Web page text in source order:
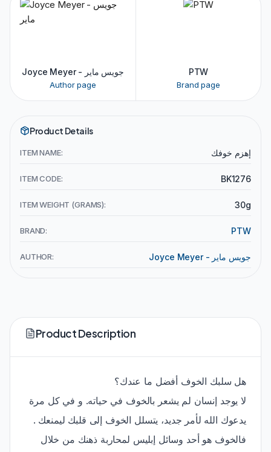
Joyce Meyer - جويس ماير
Author page
PTW
Brand page
Product Details
ITEM NAME: إهزم خوفك
ITEM CODE: BK1276
ITEM WEIGHT (GRAMS): 30g
BRAND: PTW
AUTHOR: Joyce Meyer - جويس ماير
Product Description
هل سلبك الخوف أفضل ما عندك؟
لا يوجد إنسان لم يشعر بالخوف في حياته. و في كل مرة
يدعوك الله لأمر جديد، يتسلل الخوف إلى قلبك ليمنعك .
فالخوف هو أحد وسائل إبليس لمحاربة ذهنك من خلال